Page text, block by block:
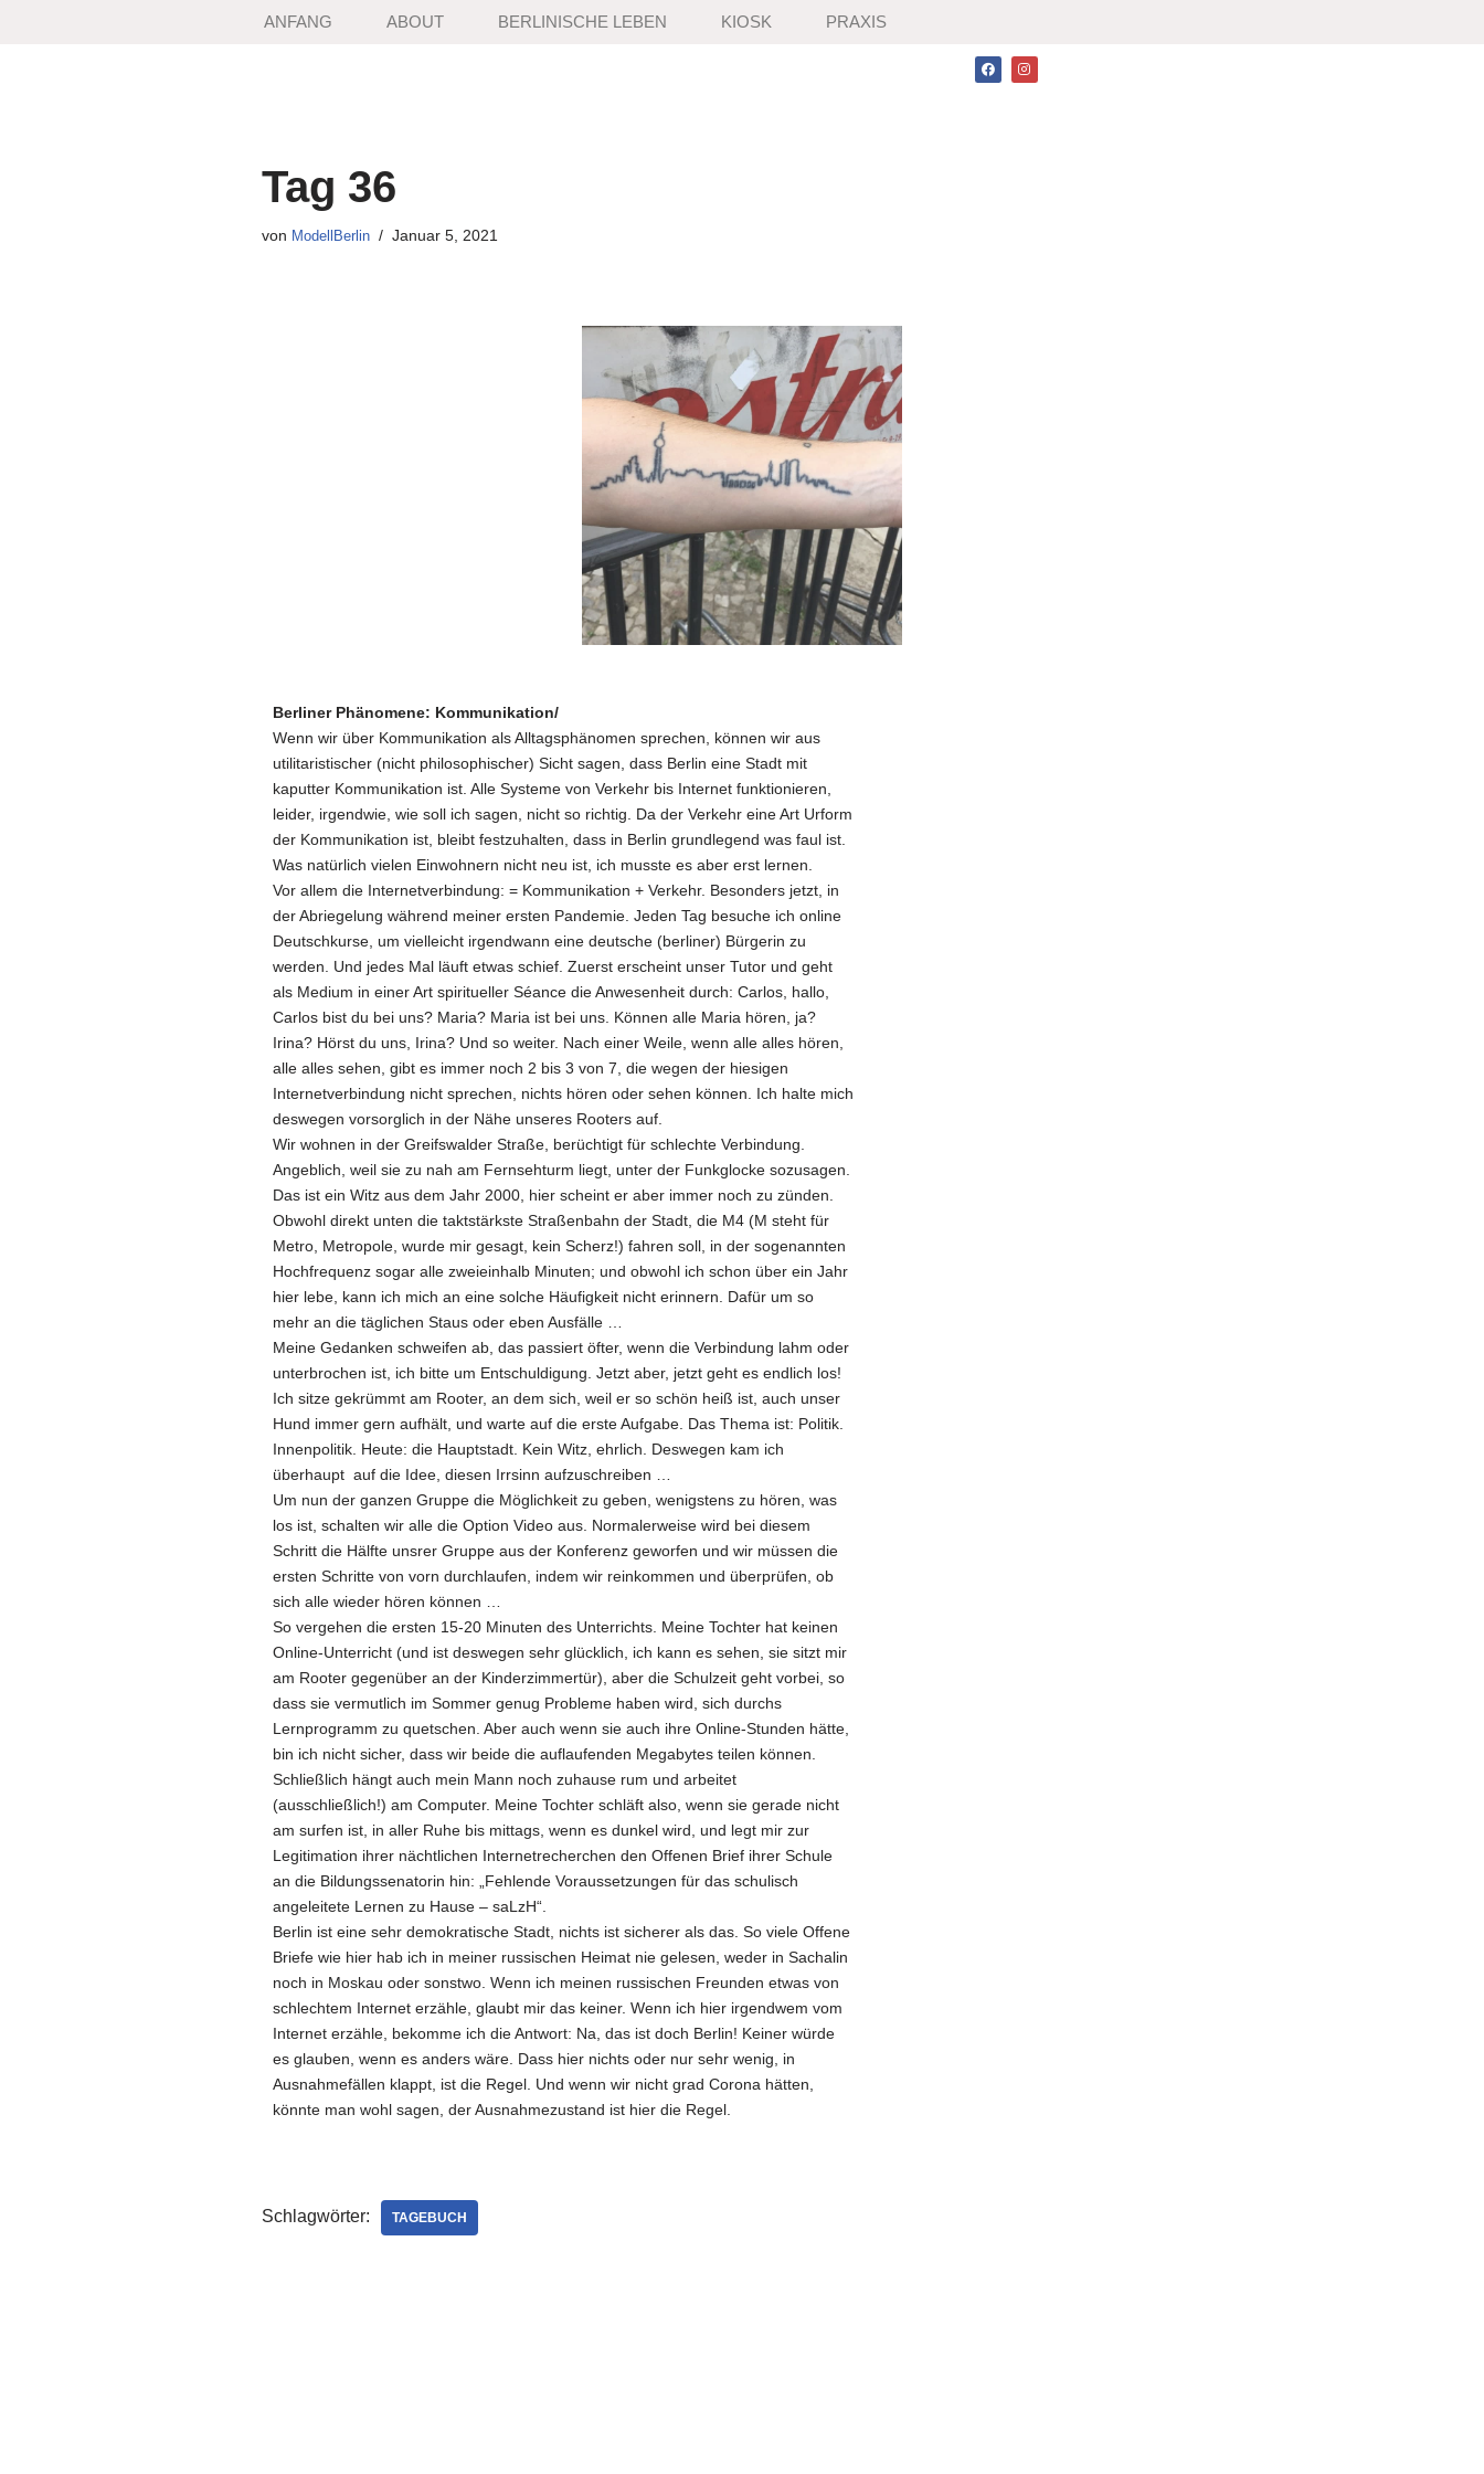
ANFANG ABOUT BERLINISCHE LEBEN KIOSK PRAXIS
Tag 36
von ModellBerlin Januar 5, 2021
Berliner Phänomene: Kommunikation/
Wenn wir über Kommunikation als Alltagsphänomen sprechen, können wir aus
utilitaristischer (nicht philosophischer) Sicht sagen, dass Berlin eine Stadt mit
kaputter Kommunikation ist. Alle Systeme von Verkehr bis Internet funktionieren,
leider, irgendwie, wie soll ich sagen, nicht so richtig. Da der Verkehr eine Art Urform
der Kommunikation ist, bleibt festzuhalten, dass in Berlin grundlegend was faul ist.
Was natürlich vielen Einwohnern nicht neu ist, ich musste es aber erst lernen.
Vor allem die Internetverbindung: = Kommunikation + Verkehr. Besonders jetzt, in
der Abriegelung während meiner ersten Pandemie. Jeden Tag besuche ich online
Deutschkurse, um vielleicht irgendwann eine deutsche (berliner) Bürgerin zu
werden. Und jedes Mal läuft etwas schief. Zuerst erscheint unser Tutor und geht
als Medium in einer Art spiritueller Séance die Anwesenheit durch: Carlos, hallo,
Carlos bist du bei uns? Maria? Maria ist bei uns. Können alle Maria hören, ja?
Irina? Hörst du uns, Irina? Und so weiter. Nach einer Weile, wenn alle alles hören,
alle alles sehen, gibt es immer noch 2 bis 3 von 7, die wegen der hiesigen
Internetverbindung nicht sprechen, nichts hören oder sehen können. Ich halte mich
deswegen vorsorglich in der Nähe unseres Rooters auf.
Wir wohnen in der Greifswalder Straße, berüchtigt für schlechte Verbindung.
Angeblich, weil sie zu nah am Fernsehturm liegt, unter der Funkglocke sozusagen.
Das ist ein Witz aus dem Jahr 2000, hier scheint er aber immer noch zu zünden.
Obwohl direkt unten die taktstärkste Straßenbahn der Stadt, die M4 (M steht für
Metro, Metropole, wurde mir gesagt, kein Scherz!) fahren soll, in der sogenannten
Hochfrequenz sogar alle zweieinhalb Minuten; und obwohl ich schon über ein Jahr
hier lebe, kann ich mich an eine solche Häufigkeit nicht erinnern. Dafür um so
mehr an die täglichen Staus oder eben Ausfälle …
Meine Gedanken schweifen ab, das passiert öfter, wenn die Verbindung lahm oder
unterbrochen ist, ich bitte um Entschuldigung. Jetzt aber, jetzt geht es endlich los!
Ich sitze gekrümmt am Rooter, an dem sich, weil er so schön heiß ist, auch unser
Hund immer gern aufhält, und warte auf die erste Aufgabe. Das Thema ist: Politik.
Innenpolitik. Heute: die Hauptstadt. Kein Witz, ehrlich. Deswegen kam ich
überhaupt auf die Idee, diesen Irrsinn aufzuschreiben …
Um nun der ganzen Gruppe die Möglichkeit zu geben, wenigstens zu hören, was
los ist, schalten wir alle die Option Video aus. Normalerweise wird bei diesem
Schritt die Hälfte unsrer Gruppe aus der Konferenz geworfen und wir müssen die
ersten Schritte von vorn durchlaufen, indem wir reinkommen und überprüfen, ob
sich alle wieder hören können …
So vergehen die ersten 15-20 Minuten des Unterrichts. Meine Tochter hat keinen
Online-Unterricht (und ist deswegen sehr glücklich, ich kann es sehen, sie sitzt mir
am Rooter gegenüber an der Kinderzimmertür), aber die Schulzeit geht vorbei, so
dass sie vermutlich im Sommer genug Probleme haben wird, sich durchs
Lernprogramm zu quetschen. Aber auch wenn sie auch ihre Online-Stunden hätte,
bin ich nicht sicher, dass wir beide die auflaufenden Megabytes teilen können.
Schließlich hängt auch mein Mann noch zuhause rum und arbeitet
(ausschließlich!) am Computer. Meine Tochter schläft also, wenn sie gerade nicht
am surfen ist, in aller Ruhe bis mittags, wenn es dunkel wird, und legt mir zur
Legitimation ihrer nächtlichen Internetrecherchen den Offenen Brief ihrer Schule
an die Bildungssenatorin hin: „Fehlende Voraussetzungen für das schulisch
angeleitete Lernen zu Hause – saLzH“.
Berlin ist eine sehr demokratische Stadt, nichts ist sicherer als das. So viele Offene
Briefe wie hier hab ich in meiner russischen Heimat nie gelesen, weder in Sachalin
noch in Moskau oder sonstwo. Wenn ich meinen russischen Freunden etwas von
schlechtem Internet erzähle, glaubt mir das keiner. Wenn ich hier irgendwem vom
Internet erzähle, bekomme ich die Antwort: Na, das ist doch Berlin! Keiner würde
es glauben, wenn es anders wäre. Dass hier nichts oder nur sehr wenig, in
Ausnahmefällen klappt, ist die Regel. Und wenn wir nicht grad Corona hätten,
könnte man wohl sagen, der Ausnahmezustand ist hier die Regel.
Schlagwörter: TAGEBUCH